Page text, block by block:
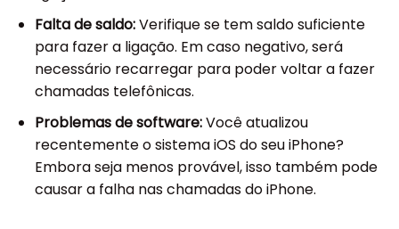
Falta de saldo:Verifique se tem saldo suficiente
para fazer a ligação. Em caso negativo, será
necessário recarregar para poder voltar a fazer
chamadas telefônicas.
Problemas de software:Você atualizou
recentemente o sistema iOS do seu iPhone?
Embora seja menos provável, isso também pode
causar a falha nas chamadas do iPhone.